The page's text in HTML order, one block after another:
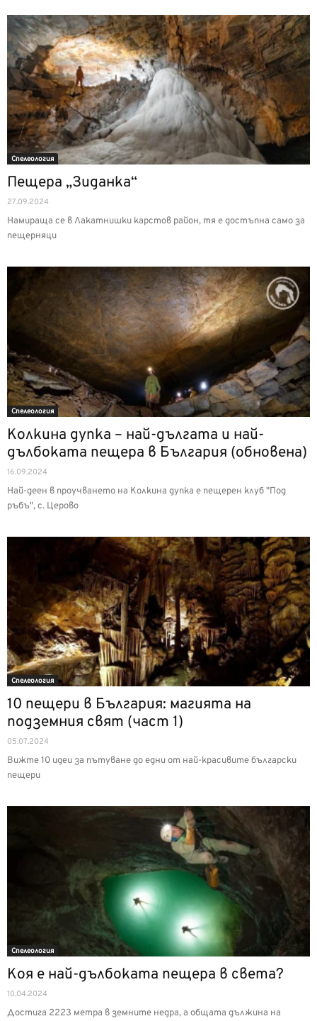
Спелеология
Пещера „Зиданка“
27.09.2024
Намираща се в Лакатнишки карстов район, тя е достъпна само за
пещерняци
Спелеология
Колкина дупка – най-дългата и най-
дълбоката пещера в България (обновена)
16.09.2024
Най-деен в проучването на Колкина дупка е пещерен клуб "Под
ръбъ", с. Церово
Спелеология
10 пещери в България: магията на
подземния свят (част 1)
05.07.2024
Вижте 10 идеи за пътуване до едни от най-красивите български
пещери
Спелеология
Коя е най-дълбоката пещера в света?
10.04.2024
Достига 2223 метра в земните недра, а общата дължина на